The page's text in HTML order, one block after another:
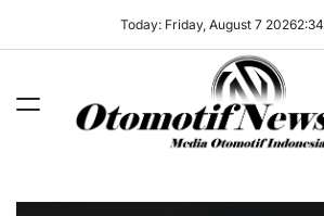
Today: Friday, August 7 20262:34